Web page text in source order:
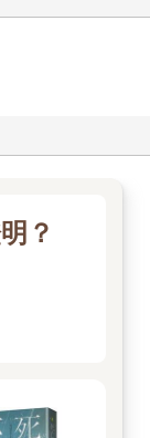
？